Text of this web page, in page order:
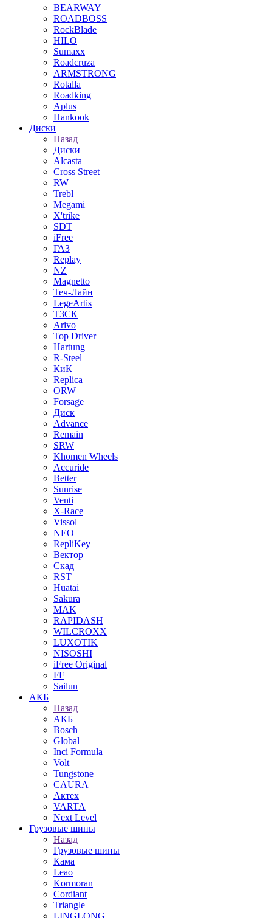
BEARWAY
ROADBOSS
RockBlade
HILO
Sumaxx
Roadcruza
ARMSTRONG
Rotalla
Roadking
Aplus
Hankook
Диски
Назад
Диски
Alcasta
Cross Street
RW
Trebl
Megami
X'trike
SDT
iFree
ГАЗ
Replay
NZ
Magnetto
Теч-Лайн
LegeArtis
ТЗСК
Arivo
Top Driver
Hartung
R-Steel
КиК
Replica
ORW
Forsage
Диск
Advance
Remain
SRW
Khomen Wheels
Accuride
Better
Sunrise
Venti
X-Race
Vissol
NEO
RepliKey
Вектор
Скад
RST
Huatai
Sakura
MAK
RAPIDASH
WILCROXX
LUXOTIK
NISOSHI
iFree Original
FF
Sailun
АКБ
Назад
АКБ
Bosch
Global
Inci Formula
Volt
Tungstone
CAURA
Актех
VARTA
Next Level
Грузовые шины
Назад
Грузовые шины
Кама
Leao
Kormoran
Cordiant
Triangle
LINGLONG